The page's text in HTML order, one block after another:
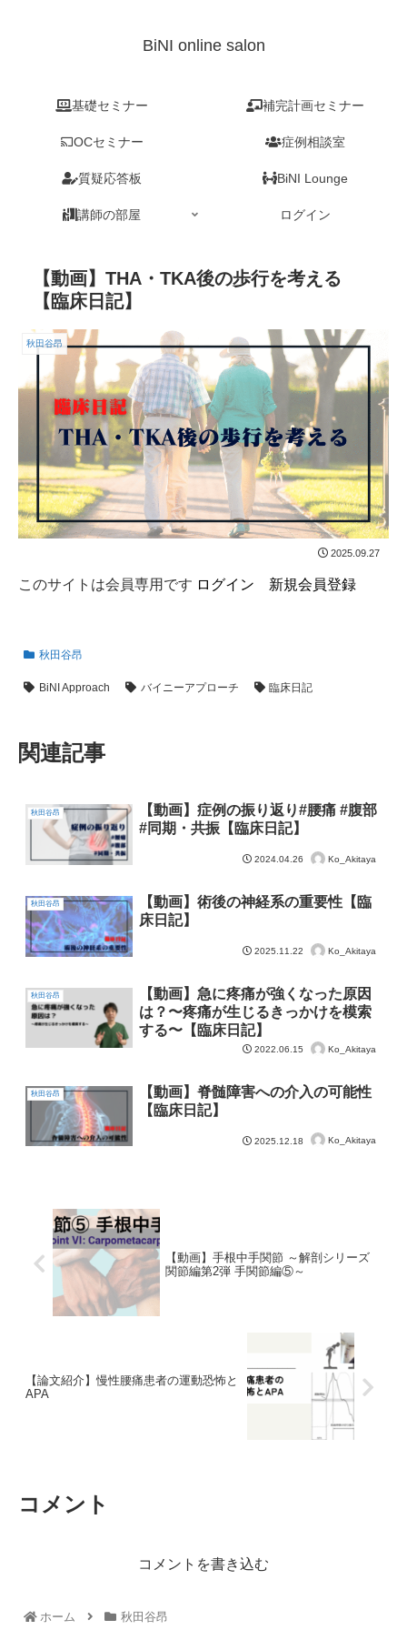
BiNI online salon
基礎セミナー 補完計画セミナー
OCセミナー 症例相談室
質疑応答板 BiNI Lounge
講師の部屋 ログイン
【動画】THA・TKA後の歩行を考える
【臨床日記】
秋田谷昂
2025.09.27
このサイトは会員専用です ログイン 新規会員登録
秋田谷昂
BiNI Approach バイニーアプローチ 臨床日記
関連記事
秋田谷昂
【動画】症例の振り返り#腰痛 #腹部
#同期・共振【臨床日記】
2024.04.26 Ko_Akitaya
秋田谷昂
【動画】術後の神経系の重要性【臨
床日記】
2025.11.22 Ko_Akitaya
秋田谷昂
【動画】急に疼痛が強くなった原因
は？〜疼痛が生じるきっかけを模索
する〜【臨床日記】
2022.06.15 Ko_Akitaya
秋田谷昂
【動画】脊髄障害への介入の可能性
【臨床日記】
2025.12.18 Ko_Akitaya
【動画】手根中手関節 ～解剖シリーズ
関節編第2弾 手関節編⑤～
【論文紹介】慢性腰痛患者の運動恐怖と
APA
コメント
コメントを書き込む
ホーム 秋田谷昂